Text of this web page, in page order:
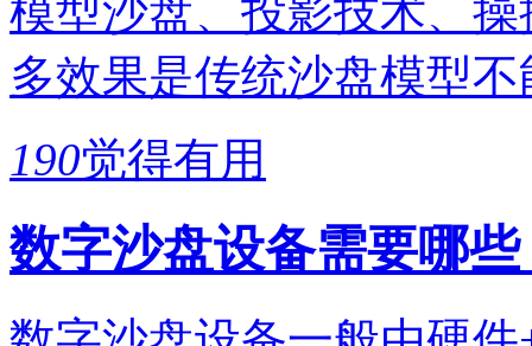
模型沙盘、投影技术、
多效果是传统沙盘模型
190觉得有用
数字沙盘设备需要哪些